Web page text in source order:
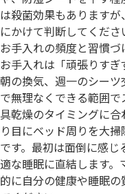
は殺菌効果もあります
にかけて判断してくださ
お手入れの頻度と習慣づ
お手入れは「頑張りす
朝の換気、週一のシー
で無理なくできる範囲
具乾燥のタイミングに
り目にベッド周りを大
です。最初は面倒に感
適な睡眠に直結します
的に自分の健康や睡眠